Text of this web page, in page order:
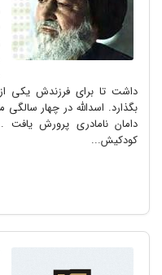
داشت تا برای فرزندش یکی از
بگذارد. اسدالله در چهار سالگی
دامان نامادری پرورش
کودکیش...